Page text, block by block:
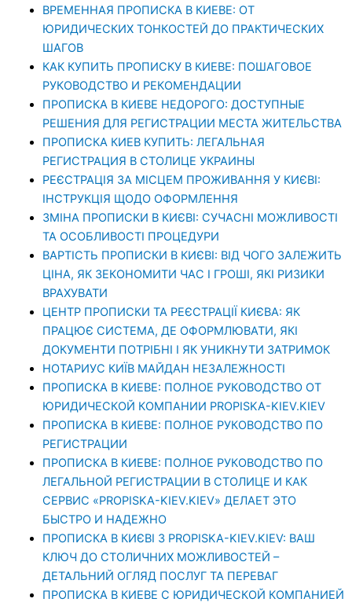
ВРЕМЕННАЯ ПРОПИСКА В КИЕВЕ: ОТ
ЮРИДИЧЕСКИХ ТОНКОСТЕЙ ДО ПРАКТИЧЕСКИХ
ШАГОВ
КАК КУПИТЬ ПРОПИСКУ В КИЕВЕ: ПОШАГОВОЕ
РУКОВОДСТВО И РЕКОМЕНДАЦИИ
ПРОПИСКА В КИЕВЕ НЕДОРОГО: ДОСТУПНЫЕ
РЕШЕНИЯ ДЛЯ РЕГИСТРАЦИИ МЕСТА ЖИТЕЛЬСТВА
ПРОПИСКА КИЕВ КУПИТЬ: ЛЕГАЛЬНАЯ
РЕГИСТРАЦИЯ В СТОЛИЦЕ УКРАИНЫ
РЕЄСТРАЦІЯ ЗА МІСЦЕМ ПРОЖИВАННЯ У КИЄВІ:
ІНСТРУКЦІЯ ЩОДО ОФОРМЛЕННЯ
ЗМІНА ПРОПИСКИ В КИЄВІ: СУЧАСНІ МОЖЛИВОСТІ
ТА ОСОБЛИВОСТІ ПРОЦЕДУРИ
ВАРТІСТЬ ПРОПИСКИ В КИЄВІ: ВІД ЧОГО ЗАЛЕЖИТЬ
ЦІНА, ЯК ЗЕКОНОМИТИ ЧАС І ГРОШІ, ЯКІ РИЗИКИ
ВРАХУВАТИ
ЦЕНТР ПРОПИСКИ ТА РЕЄСТРАЦІЇ КИЄВА: ЯК
ПРАЦЮЄ СИСТЕМА, ДЕ ОФОРМЛЮВАТИ, ЯКІ
ДОКУМЕНТИ ПОТРІБНІ І ЯК УНИКНУТИ ЗАТРИМОК
НОТАРИУС КИЇВ МАЙДАН НЕЗАЛЕЖНОСТІ
ПРОПИСКА В КИЕВЕ: ПОЛНОЕ РУКОВОДСТВО ОТ
ЮРИДИЧЕСКОЙ КОМПАНИИ PROPISKA-KIEV.KIEV
ПРОПИСКА В КИЕВЕ: ПОЛНОЕ РУКОВОДСТВО ПО
РЕГИСТРАЦИИ
ПРОПИСКА В КИЕВЕ: ПОЛНОЕ РУКОВОДСТВО ПО
ЛЕГАЛЬНОЙ РЕГИСТРАЦИИ В СТОЛИЦЕ И КАК
СЕРВИС «PROPISKA-KIEV.KIEV» ДЕЛАЕТ ЭТО
БЫСТРО И НАДЕЖНО
ПРОПИСКА В КИЄВІ З PROPISKA-KIEV.KIEV: ВАШ
КЛЮЧ ДО СТОЛИЧНИХ МОЖЛИВОСТЕЙ –
ДЕТАЛЬНИЙ ОГЛЯД ПОСЛУГ ТА ПЕРЕВАГ
ПРОПИСКА В КИЕВЕ С ЮРИДИЧЕСКОЙ КОМПАНИЕЙ